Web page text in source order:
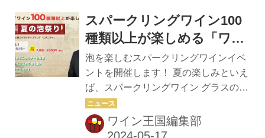
スパークリングワイン100
種類以上が楽しめる「ワイ
ン王国 夏の泡祭り」
泡を楽しむスパークリングワインイベ
ントを開催します！ 夏の楽しみといえ
ば、スパークリングワイン グラスの中
で立ち上る美しい泡は、眺めているだ
けでうっとり。 ぱちぱちと弾ける音
は、気分を高揚させてくれます。 そこ
ワイン王国編集部